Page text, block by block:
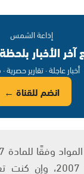
إذاعة الشمس
آخر الأخبار
أخبار عاجلة · تقارير حصرية
انضم للقناة ←
التأليف والنشر